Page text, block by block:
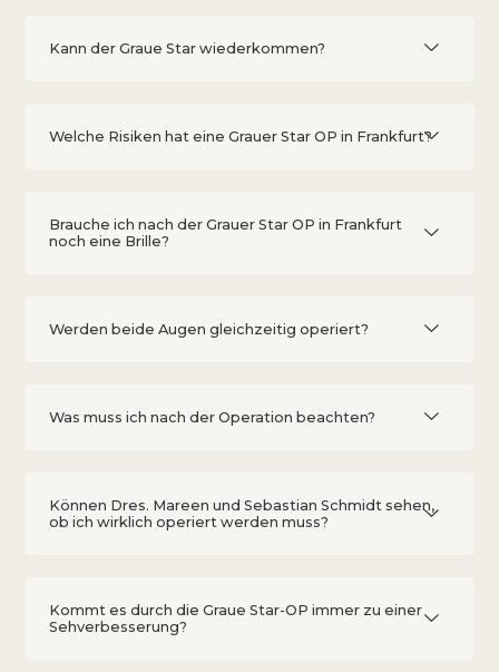
Kann der Graue Star wiederkommen?
Welche Risiken hat eine Grauer Star OP in Frankfurt?
Brauche ich nach der Grauer Star OP in Frankfurt
noch eine Brille?
Werden beide Augen gleichzeitig operiert?
Was muss ich nach der Operation beachten?
Können Dres. Mareen und Sebastian Schmidt sehen,
ob ich wirklich operiert werden muss?
Kommt es durch die Graue Star-OP immer zu einer
Sehverbesserung?